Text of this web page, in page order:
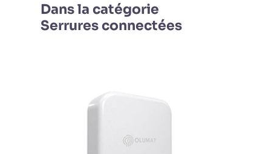
Dans la catégorie
Serrures connectées